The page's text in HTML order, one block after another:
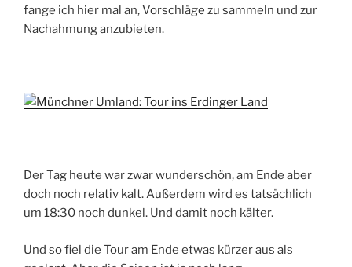
fange ich hier mal an, Vorschläge zu sammeln und zur
Nachahmung anzubieten.
Der Tag heute war zwar wunderschön, am Ende aber
doch noch relativ kalt. Außerdem wird es tatsächlich
um 18:30 noch dunkel. Und damit noch kälter.
Und so fiel die Tour am Ende etwas kürzer aus als